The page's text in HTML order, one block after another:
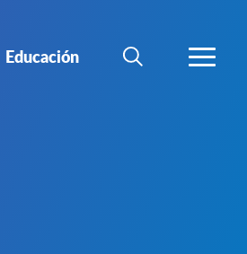
Educación
BÚSQUEDA
MÁS